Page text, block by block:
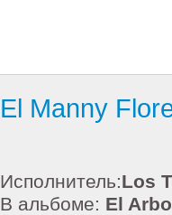
El Manny
Исполнитель:Los
В альбоме: El